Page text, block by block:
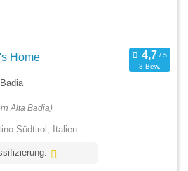
Home
3 Bew.
Alta Badia)
Südtirol, Italien